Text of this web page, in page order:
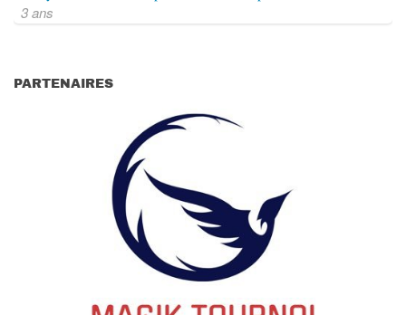
3 ans
PARTENAIRES